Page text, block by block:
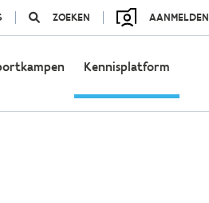
ZOEKEN AANMELDEN
Kennisplatform